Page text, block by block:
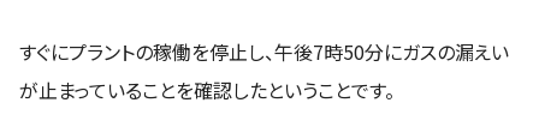
すぐにプラントの稼働を停止し、午後7時50分にガスの漏えい
が止まっていることを確認したということです。